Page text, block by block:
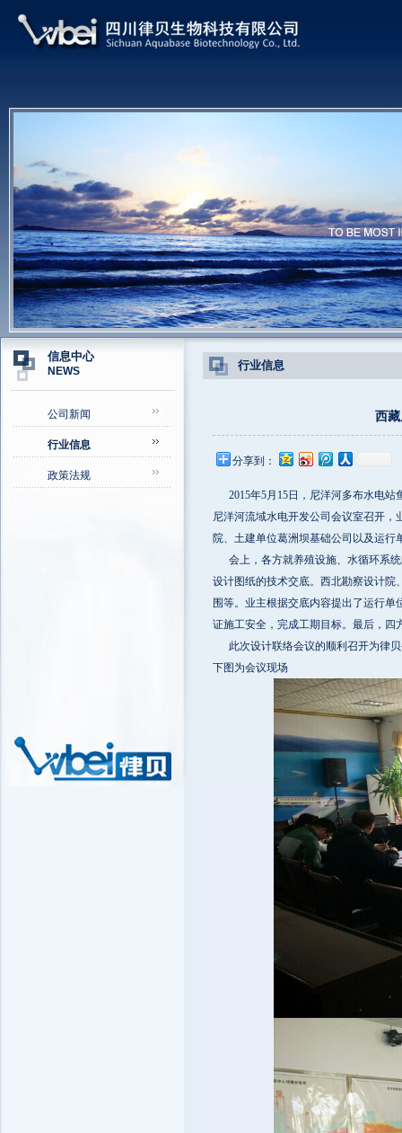
信息中心
NEWS
公司新闻
行业信息
政策法规
行业信息
西
分享到：
2015年5月15日，尼洋河多布水电站
尼洋河流域水电开发公司会议室召开
院、土建单位葛洲坝基础公司以及运行
会上，各方就养殖设施、水循环系统
设计图纸的技术交底。西北勘察设计院
围等。业主根据交底内容提出了运行
证施工安全，完成工期目标。最后，四
此次设计联络会议的顺利召开为律贝
下图为会议现场